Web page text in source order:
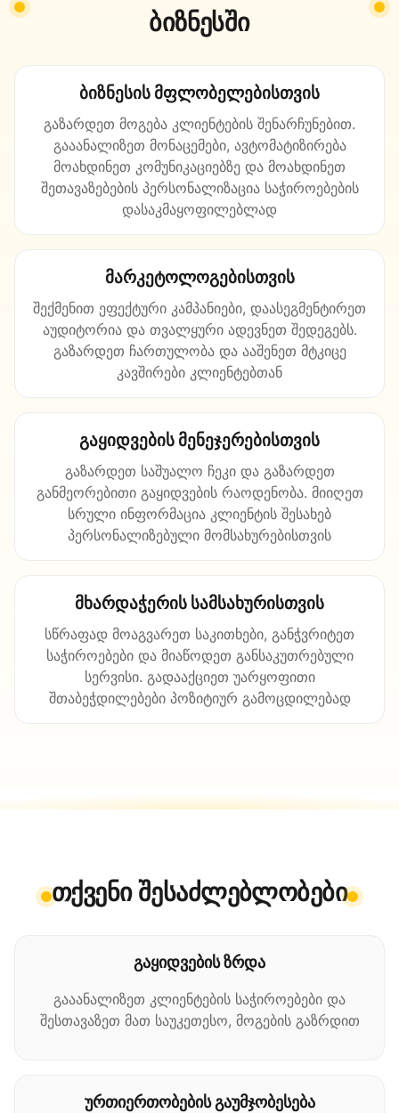
ბიზნესში
ბიზნესის მფლობელებისთვის
გაზარდეთ მოგება კლიენტების შენარჩუნებით.
გააანალიზეთ მონაცემები, ავტომატიზირება
მოახდინეთ კომუნიკაციებზე და მოახდინეთ
შეთავაზებების პერსონალიზაცია საჭიროებების
დასაკმაყოფილებლად
მარკეტოლოგებისთვის
შექმენით ეფექტური კამპანიები, დაასეგმენტირეთ
აუდიტორია და თვალყური ადევნეთ შედეგებს.
გაზარდეთ ჩართულობა და ააშენეთ მტკიცე
კავშირები კლიენტებთან
გაყიდვების მენეჯერებისთვის
გაზარდეთ საშუალო ჩეკი და გაზარდეთ
განმეორებითი გაყიდვების რაოდენობა. მიიღეთ
სრული ინფორმაცია კლიენტის შესახებ
პერსონალიზებული მომსახურებისთვის
მხარდაჭერის სამსახურისთვის
სწრაფად მოაგვარეთ საკითხები, განჭვრიტეთ
საჭიროებები და მიაწოდეთ განსაკუთრებული
სერვისი. გადააქციეთ უარყოფითი
შთაბეჭდილებები პოზიტიურ გამოცდილებად
თქვენი შესაძლებლობები
გაყიდვების ზრდა
გააანალიზეთ კლიენტების საჭიროებები და
შესთავაზეთ მათ საუკეთესო, მოგების გაზრდით
ურთიერთობების გაუმჯობესება